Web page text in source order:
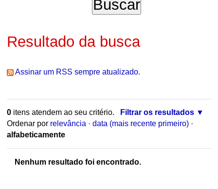
Resultado da busca
Assinar um RSS sempre atualizado.
0itens atendem ao seu critério.
Filtrar os resultados
Ordenar por relevância · data (mais recente primeiro) ·
alfabeticamente
Nenhum resultado foi encontrado.